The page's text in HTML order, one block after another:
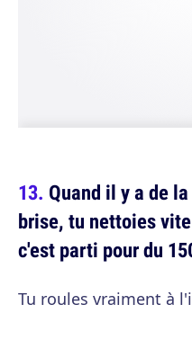
Quand il y a de
brise, tu nettoies
c'est parti pour du
Tu roules vraiment à